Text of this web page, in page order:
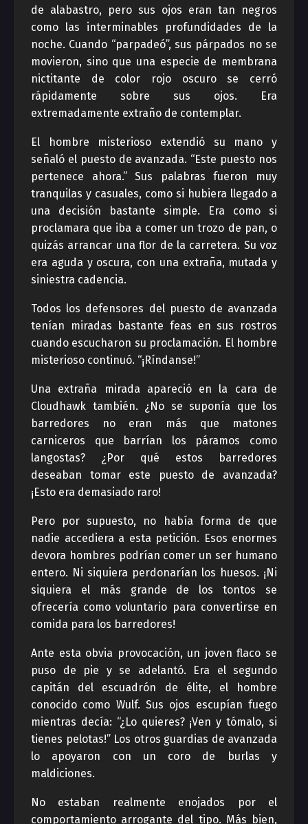
de alabastro, pero sus ojos eran tan negros
como las interminables profundidades de la
noche. Cuando “parpadeó”, sus párpados no se
movieron, sino que una especie de membrana
nictitante de color rojo oscuro se cerró
rápidamente sobre sus ojos. Era
extremadamente extraño de contemplar.
El hombre misterioso extendió su mano y
señaló el puesto de avanzada. “Este puesto nos
pertenece ahora.” Sus palabras fueron muy
tranquilas y casuales, como si hubiera llegado a
una decisión bastante simple. Era como si
proclamara que iba a comer un trozo de pan, o
quizás arrancar una flor de la carretera. Su voz
era aguda y oscura, con una extraña, mutada y
siniestra cadencia.
Todos los defensores del puesto de avanzada
tenían miradas bastante feas en sus rostros
cuando escucharon su proclamación. El hombre
misterioso continuó. “¡Ríndanse!”
Una extraña mirada apareció en la cara de
Cloudhawk también. ¿No se suponía que los
barredores no eran más que matones
carniceros que barrían los páramos como
langostas? ¿Por qué estos barredores
deseaban tomar este puesto de avanzada?
¡Esto era demasiado raro!
Pero por supuesto, no había forma de que
nadie accediera a esta petición. Esos enormes
devora hombres podrían comer un ser humano
entero. Ni siquiera perdonarían los huesos. ¡Ni
siquiera el más grande de los tontos se
ofrecería como voluntario para convertirse en
comida para los barredores!
Ante esta obvia provocación, un joven flaco se
puso de pie y se adelantó. Era el segundo
capitán del escuadrón de élite, el hombre
conocido como Wulf. Sus ojos escupían fuego
mientras decía: “¿Lo quieres? ¡Ven y tómalo, si
tienes pelotas!” Los otros guardias de avanzada
lo apoyaron con un coro de burlas y
maldiciones.
No estaban realmente enojados por el
comportamiento arrogante del tipo. Más bien,